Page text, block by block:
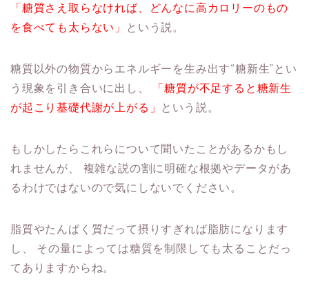
「糖質さえ取らなければ、どんなに高カロリーのもの
を食べても太らない」
という説。
糖質以外の物質からエネルギーを生み出す“糖新生”とい
う現象を引き合いに出し、
「糖質が不足すると糖新生
が起こり基礎代謝が上がる」 という説。
もしかしたらこれらについて聞いたことがあるかもし
れませんが、
複雑な説の割に明確な根拠やデータがあ
るわけではないので気にしないでください。
脂質やたんぱく質だって摂りすぎれば脂肪になります
し、
その量によっては糖質を制限しても太ることだっ
てありますからね。